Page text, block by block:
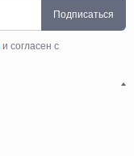
Подписаться
и согласен с